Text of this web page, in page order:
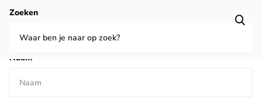
Zoeken
Homepage
Naam